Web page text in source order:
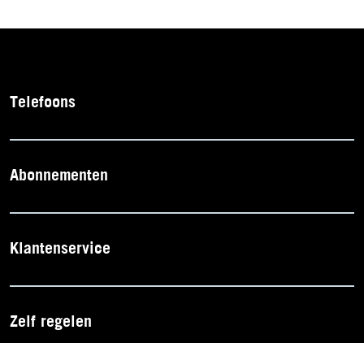
Telefoons
Abonnementen
Klantenservice
Zelf regelen